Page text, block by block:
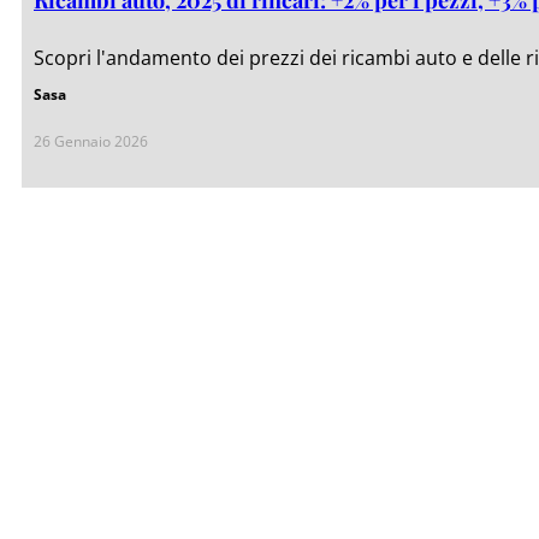
Scopri l'andamento dei prezzi dei ricambi auto e delle
Sasa
26 Gennaio 2026